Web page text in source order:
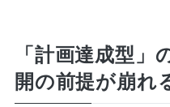
「計画達成型」
開の前提が崩れ